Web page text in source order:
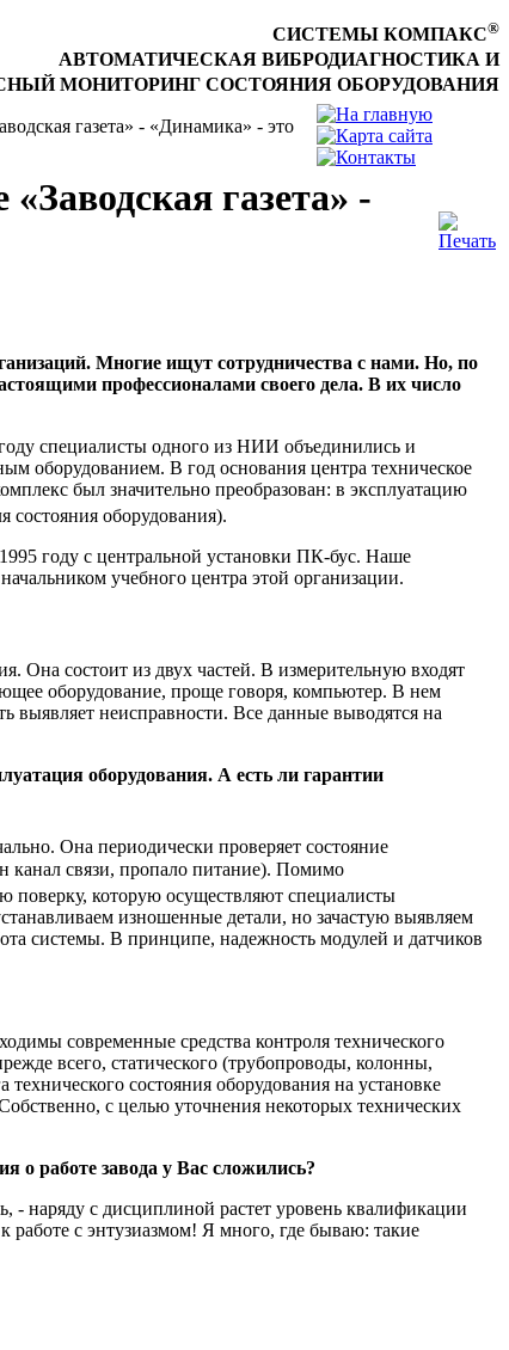
СИСТЕМЫ КОМПАКС®
АВТОМАТИЧЕСКАЯ ВИБРОДИАГНОСТИКА И
МОНИТОРИНГ СОСТОЯНИЯ ОБОРУДОВАНИЯ
газета» - «Динамика» - это
газета» -
Многие ищут сотрудничества с нами. Но, по
профессионалами своего дела. В их число
специалисты одного из НИИ объединились и
оборудованием. В год основания центра техническое
был значительно преобразован: в эксплуатацию
состояния оборудования).
году с центральной установки ПК-бус. Наше
учебного центра этой организации.
Она состоит из двух частей. В измерительную входят
оборудование, проще говоря, компьютер. В нем
выявляет неисправности. Все данные выводятся на
оборудования. А есть ли гарантии
Она периодически проверяет состояние
канал связи, пропало питание). Помимо
поверку, которую осуществляют специалисты
изношенные детали, но зачастую выявляем
системы. В принципе, надежность модулей и датчиков
современные средства контроля технического
всего, статического (трубопроводы, колонны,
состояния оборудования на установке
с целью уточнения некоторых технических
о работе завода у Вас сложились?
- наряду с дисциплиной растет уровень квалификации
с энтузиазмом! Я много, где бываю: такие